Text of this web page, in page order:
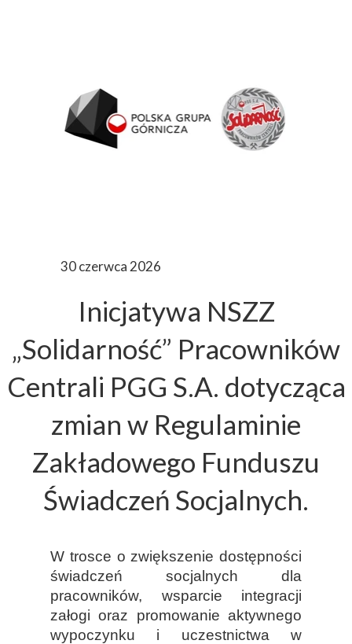
30 czerwca 2026
Inicjatywa NSZZ
„Solidarność” Pracowników
Centrali PGG S.A. dotycząca
zmian w Regulaminie
Zakładowego Funduszu
Świadczeń Socjalnych.
W trosce o zwiększenie dostępności
świadczeń socjalnych dla
pracowników, wsparcie integracji
załogi oraz promowanie aktywnego
wypoczynku i uczestnictwa w